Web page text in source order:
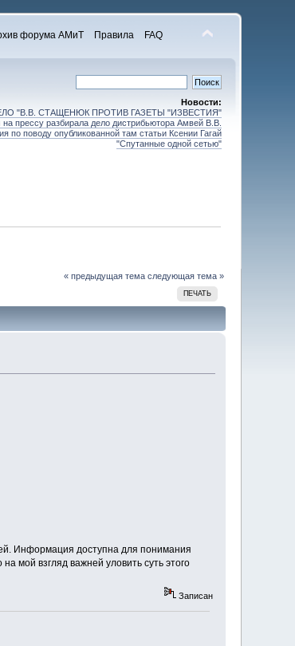
форума АМиТ Правила FAQ
Новости:
"В.В. СТАЩЕНЮК ПРОТИВ ГАЗЕТЫ "ИЗВЕСТИЯ"
прессу разбирала дело дистрибьютора Амвей В.В.
по поводу опубликованной там статьи Ксении Гагай
"Спутанные одной сетью"
« предыдущая тема следующая тема »
ПЕЧАТЬ
Информация доступна для понимания
мой взгляд важней уловить суть этого
Записан